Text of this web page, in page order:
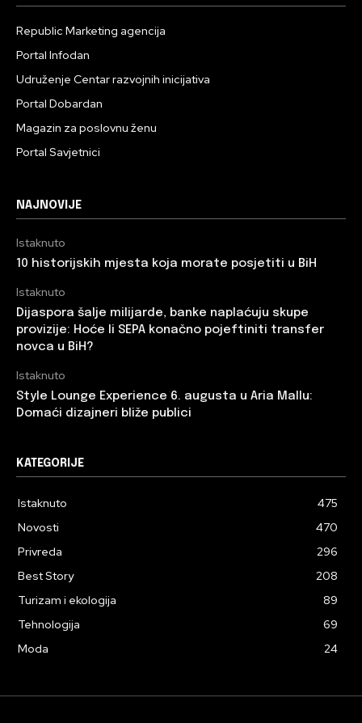
Republic Marketing agencija
Portal Infodan
Udruženje Centar razvojnih inicijativa
Portal Dobardan
Magazin za poslovnu ženu
Portal Savjetnici
NAJNOVIJE
Istaknuto
10 historijskih mjesta koja morate posjetiti u BiH
Istaknuto
Dijaspora šalje milijarde, banke naplaćuju skupe
provizije: Hoće li SEPA konačno pojeftiniti transfer
novca u BiH?
Istaknuto
Style Lounge Experience 6. augusta u Aria Mallu:
Domaći dizajneri bliže publici
KATEGORIJE
Istaknuto
475
Novosti
470
Privreda
296
Best Story
208
Turizam i ekologija
89
Tehnologija
69
Moda
24